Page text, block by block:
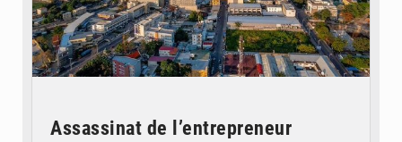
Assassinat de l’entrepreneur